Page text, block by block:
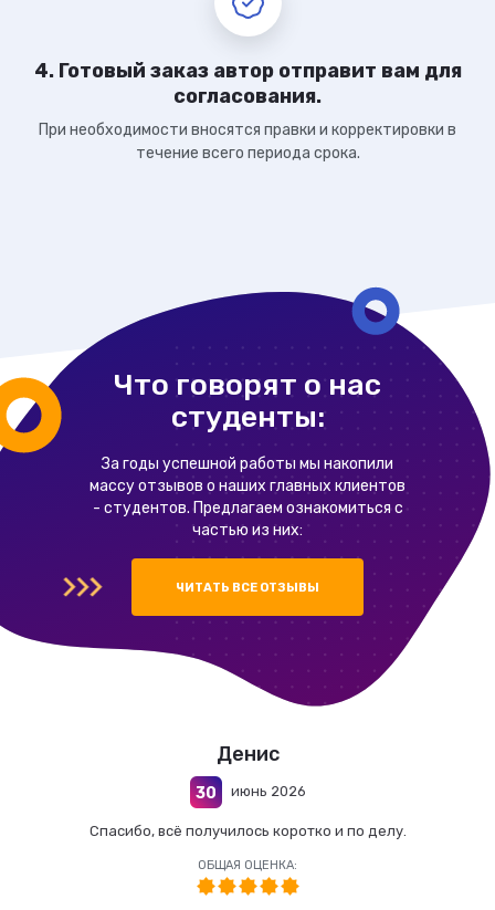
4. Готовый заказ автор отправит вам для
согласования.
При необходимости вносятся правки и корректировки в
течение всего периода срока.
Что говорят о нас
студенты:
За годы успешной работы мы накопили
массу отзывов о наших главных клиентов
- студентов. Предлагаем ознакомиться с
частью из них:
ЧИТАТЬ ВСЕ ОТЗЫВЫ
Денис
30 июнь 2026
Спасибо, всё получилось коротко и по делу.
ОБЩАЯ ОЦЕНКА: